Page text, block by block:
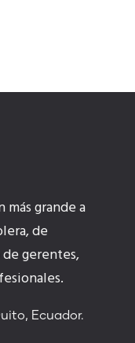
grande a
de
gerentes,
Ecuador.